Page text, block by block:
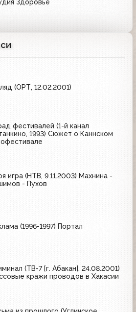
Здоровье
(ОРТ, 12.02.2001)
фестивалей (1-й канал
1993) Сюжет о Каннском
игра (НТВ, 9.11.2003) Махнина -
- Пухов
(1996-1997) Портал
(ТВ-7 [г. Абакан], 24.08.2001)
кражи проводов в Хакасии